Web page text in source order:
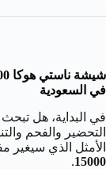
في السعودية
في البداية، هل
التحضير والفحم
الأمثل الذي سيغير
15000
.